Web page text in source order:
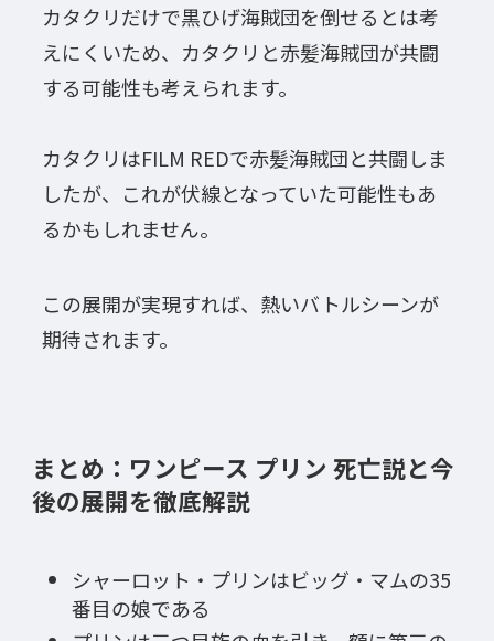
カタクリだけで黒ひげ海賊団を倒せるとは考
えにくいため、カタクリと赤髪海賊団が共闘
する可能性も考えられます。
カタクリはFILM REDで赤髪海賊団と共闘しま
したが、これが伏線となっていた可能性もあ
るかもしれません。
この展開が実現すれば、熱いバトルシーンが
期待されます。
まとめ：ワンピース プリン 死亡説と今
後の展開を徹底解説
シャーロット・プリンはビッグ・マムの35
番目の娘である